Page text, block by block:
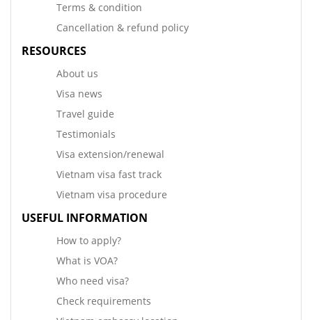
Terms & condition
Cancellation & refund policy
RESOURCES
About us
Visa news
Travel guide
Testimonials
Visa extension/renewal
Vietnam visa fast track
Vietnam visa procedure
USEFUL INFORMATION
How to apply?
What is VOA?
Who need visa?
Check requirements